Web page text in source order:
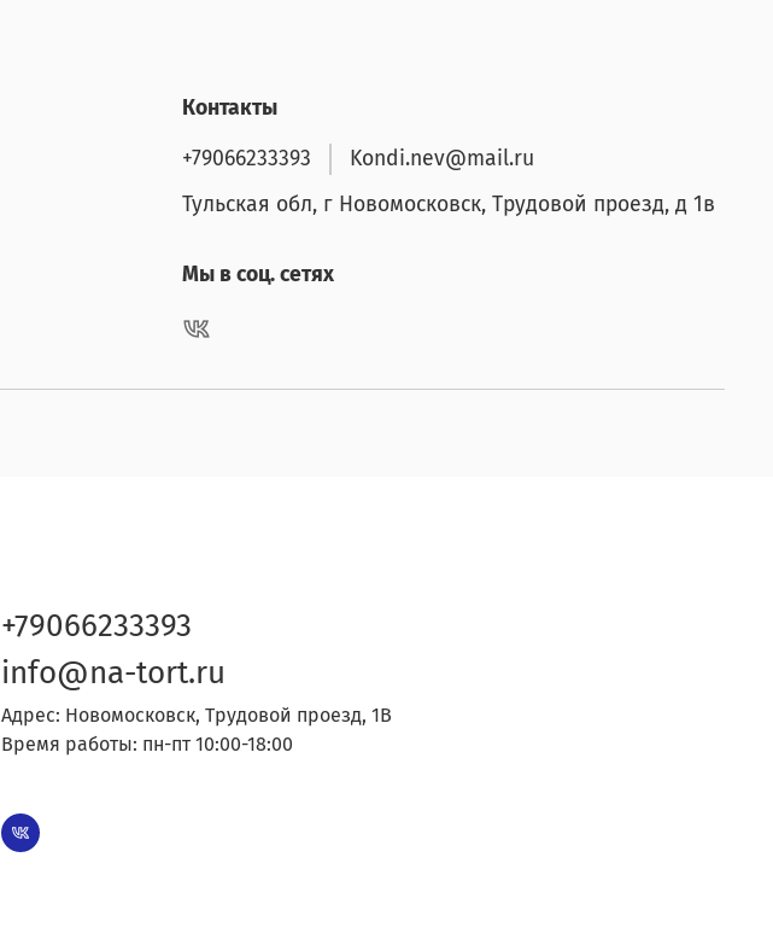
Контакты
+79066233393
Kondi.nev@mail.ru
Тульская обл, г Новомосковск, Трудовой проезд, д 1в
Мы в соц. сетях
+79066233393
info@na-tort.ru
Адрес: Новомосковск, Трудовой проезд, 1В
Время работы: пн-пт 10:00-18:00